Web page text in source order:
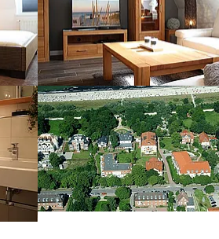
Show larger version